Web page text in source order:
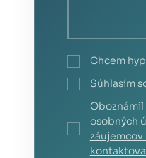
Chcem
Súhlasím
Oboznámil
osobných
záujemcov